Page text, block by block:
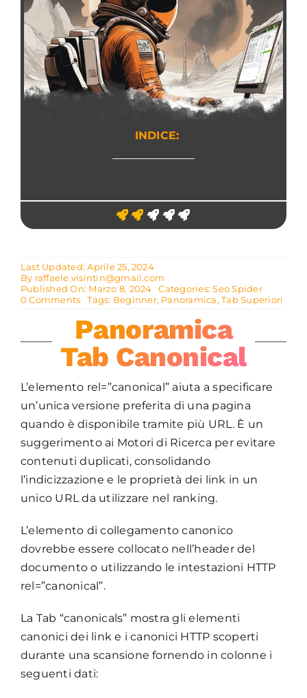
INDICE:
Last Updated: Aprile 25, 2024
By raffaele.visintin@gmail.com
Published On: Marzo 8, 2024
Categories:Seo Spider
0 Commentson
CANONICAL
Tags: Beginner, Panoramica,Tab Superiori
Panoramica
Tab Canonical
L’elemento rel=”canonical” aiuta a specificare
un’unica versione preferita di una pagina
quando è disponibile tramite più URL. È un
suggerimento ai Motori di Ricerca per evitare
contenuti duplicati, consolidando
l’indicizzazione e le proprietà dei link in un
unico URL da utilizzare nel ranking.
L’elemento di collegamento canonico
dovrebbe essere collocato nell’header del
documento o utilizzando le intestazioni HTTP
rel=”canonical”.
La Tab “canonicals” mostra gli elementi
canonici dei link e i canonici HTTP scoperti
durante una scansione fornendo in colonne i
seguenti dati: